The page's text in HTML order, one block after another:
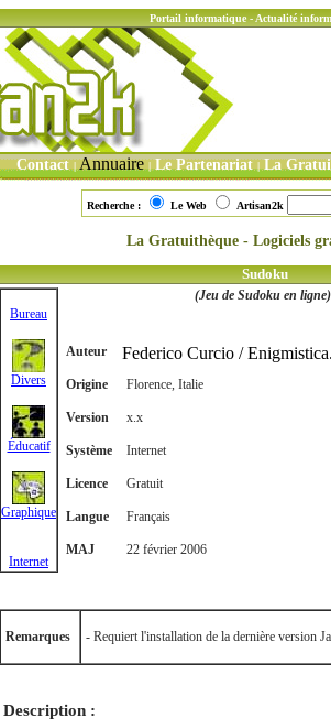
Portail informatique - Actualité
Contact |Annuaire| Le Partenariat | La
Recherche : Le Web Artisan2k
La Gratuithèque - Logiciels
Sudoku
Bureau
Divers
Éducatif
Graphique
Internet
(Jeu de Sudoku en ligne)
Auteur Federico Curcio /
Origine Florence, Italie
Version x.x
Système Internet
Licence Gratuit
Langue Français
MAJ 22 février 2006
Remarques - Requiert l'installation de la dernière version
Description :